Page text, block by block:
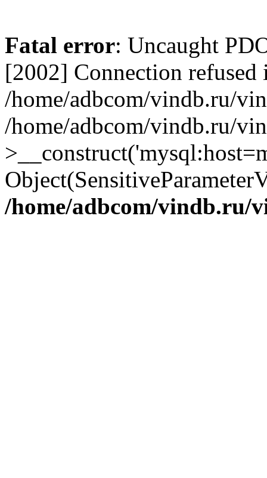
Fatal error: Uncaught
[2002] Connection refused
/home/adbcom/vindb.ru/
/home/adbcom/vindb.ru/
/home/adbcom/vindb.ru/